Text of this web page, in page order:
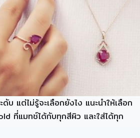
บ แต่ไม่รู้จะเลือกยังไง แนะนำให้เลือก
ที่แมทช์ได้กับทุกสีผิว และใส่ได้ทุก